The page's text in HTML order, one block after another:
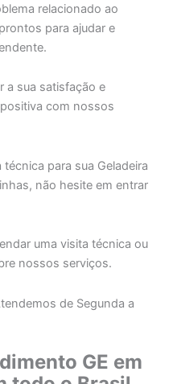
relacionado ao
para ajudar e
a sua satisfação e
com nossos
para sua Geladeira
não hesite em entrar
uma visita técnica ou
nossos serviços.
de Segunda a
GE em